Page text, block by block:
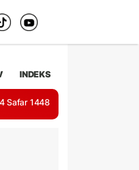
INDEKS
Safar 1448